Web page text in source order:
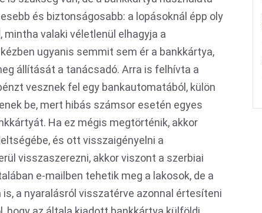
és biztonságosabb: a lopásoknál épp oly
valaki véletlenül elhagyja a
ugyanis semmit sem ér a bankkártya,
állítását a tanácsadó. Arra is felhívta a
vesznek fel egy bankautomatából, külön
be, mert hibás számsor esetén egyes
Ha ez mégis megtörténik, akkor
és ott visszaigényelni a
visszaszerezni, akkor viszont a szerbiai
e-mailben tehetik meg a lakosok, de a
a nyaralásról visszatérve azonnal értesíteni